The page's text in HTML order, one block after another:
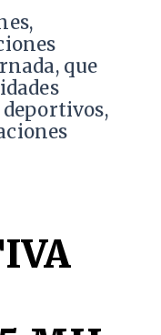
que
deportivos,